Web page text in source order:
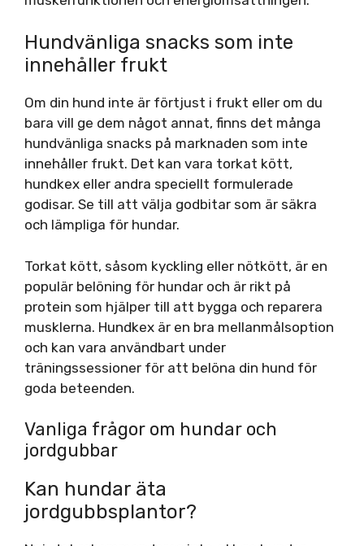
Hundvänliga snacks som inte
innehåller frukt
Om din hund inte är förtjust i frukt eller om du
bara vill ge dem något annat, finns det många
hundvänliga snacks på marknaden som inte
innehåller frukt. Det kan vara torkat kött,
hundkex eller andra speciellt formulerade
godisar. Se till att välja godbitar som är säkra
och lämpliga för hundar.
Torkat kött, såsom kyckling eller nötkött, är en
populär belöning för hundar och är rikt på
protein som hjälper till att bygga och reparera
musklerna. Hundkex är en bra mellanmålsoption
och kan vara användbart under
träningssessioner för att belöna din hund för
goda beteenden.
Vanliga frågor om hundar och
jordgubbar
Kan hundar äta
jordgubbsplantor?